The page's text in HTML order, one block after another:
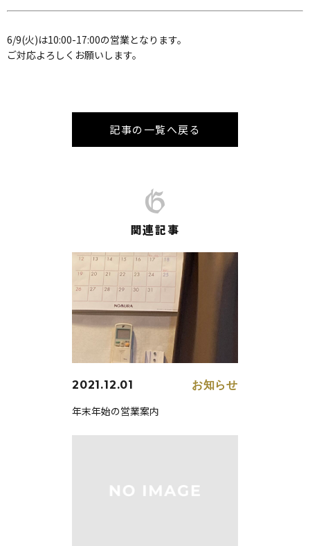
6/9(火)は10:00-17:00の営業となります。
ご対応よろしくお願いします。
記事の一覧へ戻る
関連記事
2021.12.01 お知らせ
年末年始の営業案内